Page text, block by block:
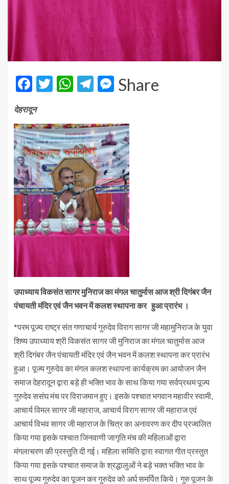
Facebook
Twitter
WhatsApp
Telegram
Messenger
Share
देहरादून
उपाध्याय विकसंत सागर मुनिराज का मंगल चातुर्मास आज श्री दिगंबर जैन
पंचायती मंदिर एवं जैन भवन में कलश स्थापना कर हुआ प्रारंभ ।
*परम पूज्य राष्ट्र संत गणाचार्य गुरुदेव विराग सागर जी महामुनिराज के युवा
शिष्य उपाध्याय श्री विकसंत सागर जी मुनिराज का मंगल चातुर्मास आज
श्री दिगंबर जैन पंचायती मंदिर एवं जैन भवन में कलश स्थापना कर प्रारंभ
हुआ। पूज्य गुरुदेव का मंगल कलश स्थापना कार्यक्रम का आयोजन जैन
समाज देहरादून द्वारा बड़े ही भक्ति भाव के साथ किया गया सर्वप्रथम पूज्य
गुरुदेव ससंघ मंच पर विराजमान हुए। इसके पश्चात भगवान महावीर स्वामी,
आचार्य विमल सागर जी महाराज, आचार्य विराग सागर जी महाराज एवं
आचार्य विभव सागर जी महाराज के चित्र का अनावरण कर दीप प्रज्वलित
किया गया इसके पश्चात जिनवाणी जागृति मंच की महिलाओं द्वारा
मंगलाचरण की प्रस्तुति दी गई। महिला समिति द्वारा स्वागत गीत प्रस्तुत
किया गया इसके पश्चात समाज के श्रद्धालुओं ने बड़े भक्त भक्ति भाव के
साथ पूज्य गुरुदेव का पूजन कर गुरुदेव को अर्घ समर्पित किये। गुरु पूजन के